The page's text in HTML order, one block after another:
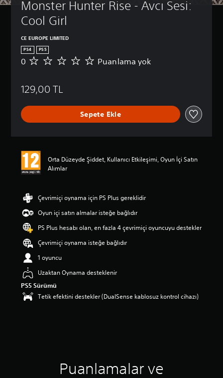
Monster Hunter Rise - Avcı Sesi:
Cool Girl
CE EUROPE LIMITED
PS4 PS5
P
n
a
m
k
0 Puanlama yok
129,00 TL
Sepete Ekle
Orta Düzeyde Şiddet, Kullanıcı Etkileşimi, Oyun İçi Satın
Alımlar
Çevrimiçi oynama için PS Plus gereklidir
Oyun içi satın almalar isteğe bağlıdır
PS Plus hesabı olan, en fazla 4 çevrimiçi oyuncuyu destekler
Çevrimiçi oynama isteğe bağlıdır
1 oyuncu
Uzaktan Oynama desteklenir
PS5 Sürümü
Tetik efektini destekler (DualSense kablosuz kontrol cihazı)
Puanlamalar ve